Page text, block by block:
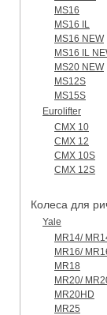
MS16
MS16 IL
MS16 NEW
MS16 IL
MS20 NEW
MS12S
MS15S
Eurolifter
CMX 10
CMX 12
CMX 10S
CMX 12S
Колеса для
Yale
MR14/
MR16/
MR18
MR20/
MR20HD
MR25